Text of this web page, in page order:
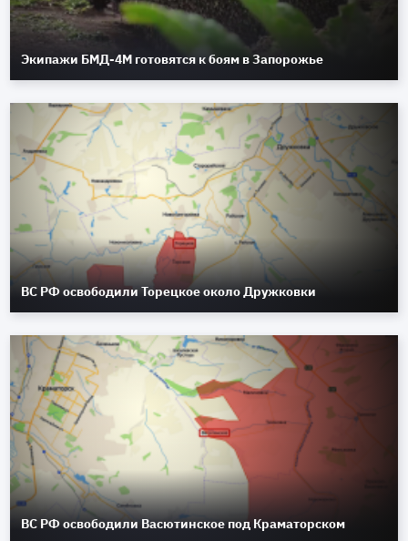
Экипажи БМД-4М готовятся к боям в Запорожье
ВС РФ освободили Торецкое около Дружковки
ВС РФ освободили Васютинское под Краматорском